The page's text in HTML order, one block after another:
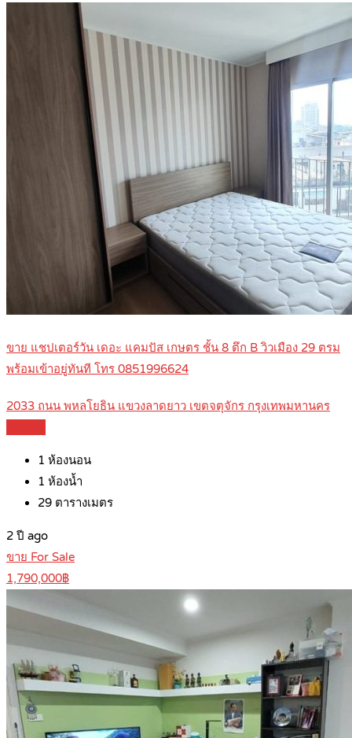
ขาย แชปเตอร์วัน เดอะ แคมปัส เกษตร ชั้น 8 ตึก B วิวเมือง 29 ตรม
พร้อมเข้าอยู่ทันที โทร 0851996624
2033 ถนน พหลโยธิน แขวงลาดยาว เขตจตุจักร กรุงเทพมหานคร
1 ห้องนอน
1 ห้องน้ำ
29 ตารางเมตร
2 ปี ago
ขาย For Sale
1,790,000฿